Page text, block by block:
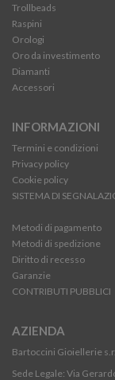
Trollbeads
Raspini
Orologi
Oro da investimento
Diamanti
Accessori
INFORMAZIONI
Termini e condizioni
Privacy policy
Cookie policy
SISTEMA DI
Metodi di pagamento
Metodi di spedizione
Diritto di recesso
Garanzie
CONTRIBUTI PUBBLICI
AZIENDA
Bartoccini Gioiellerie
Sede Legale: Via